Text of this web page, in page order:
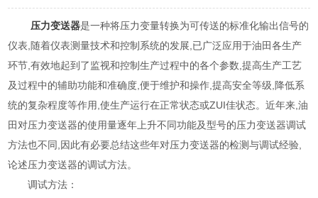
压力变送器是一种将压力变量转换为可传送的标准化输出信号的
仪表,随着仪表测量技术和控制系统的发展,已广泛应用于油田各生产
环节,有效地起到了监视和控制生产过程中的各个参数,提高生产工艺
及过程中的辅助功能和准确度,便于维护和操作,提高安全等级,降低系
统的复杂程度等作用,使生产运行在正常状态或ZUI佳状态。近年来,油
田对压力变送器的使用量逐年上升不同功能及型号的压力变送器调试
方法也不同,因此有必要总结这些年对压力变送器的检测与调试经验,
论述压力变送器的调试方法。
调试方法：